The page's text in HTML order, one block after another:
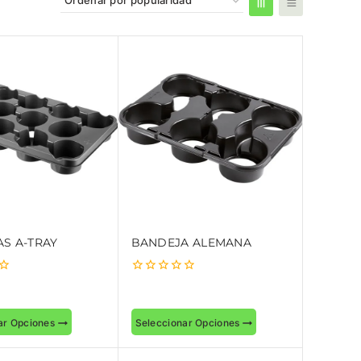
A-TRAY
Opciones
BANDEJA ALEMANA
of
5Seleccionar Opciones